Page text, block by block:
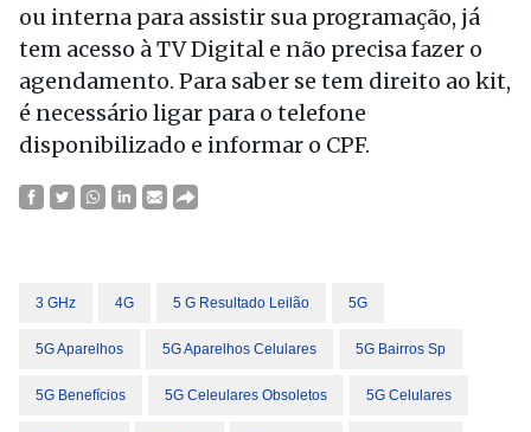
ou interna para assistir sua programação, já
tem acesso à TV Digital e não precisa fazer o
agendamento. Para saber se tem direito ao kit,
é necessário ligar para o telefone
disponibilizado e informar o CPF.
3 GHz 4G 5 G Resultado Leilão 5G
5G Aparelhos 5G Aparelhos Celulares 5G Bairros Sp
5G Benefícios 5G Celeulares Obsoletos 5G Celulares